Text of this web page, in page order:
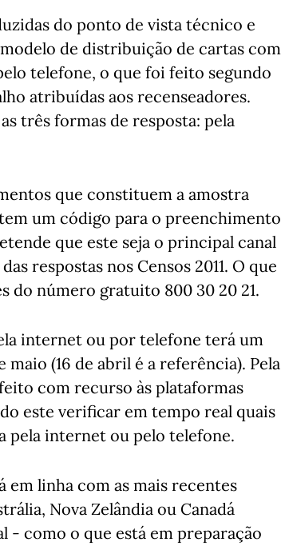
do ponto de vista técnico e
de distribuição de cartas com
telefone, o que foi feito segundo
atribuídas aos recenseadores.
três formas de resposta: pela
que constituem a amostra
um código para o preenchimento
que este seja o principal canal
respostas nos Censos 2011. O que
do número gratuito 800 30 20 21.
internet ou por telefone terá um
maio (16 de abril é a referência). Pela
com recurso às plataformas
este verificar em tempo real quais
pela internet ou pelo telefone.
em linha com as mais recentes
Nova Zelândia ou Canadá
- como o que está em preparação